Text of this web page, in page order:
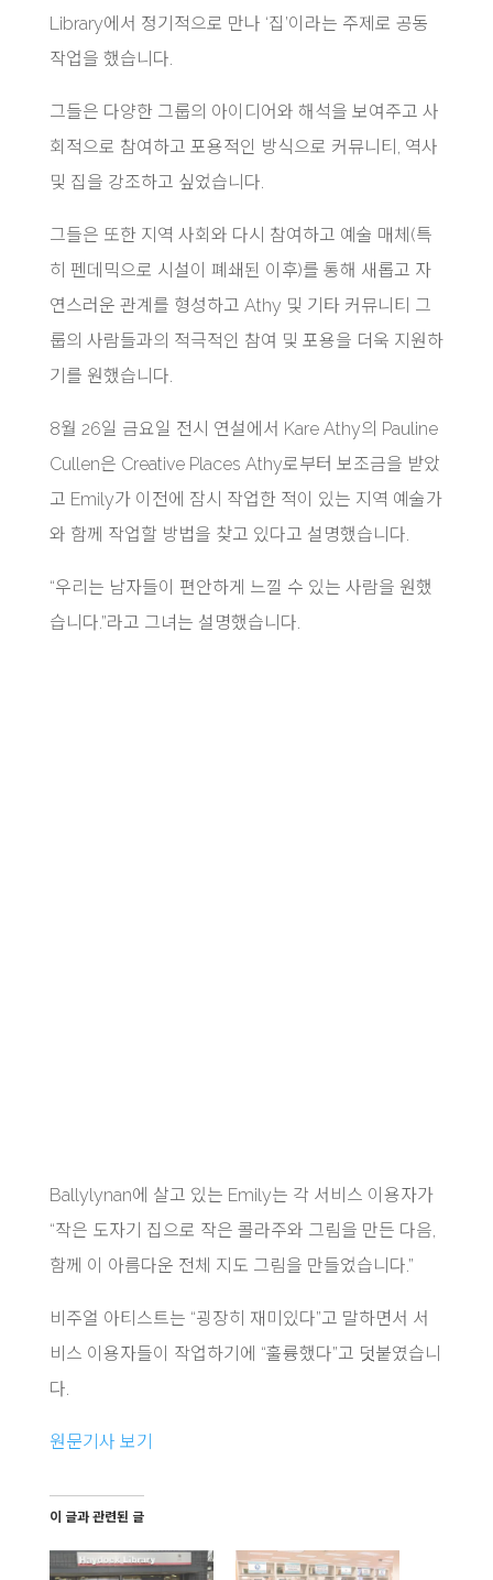
Library에서 정기적으로 만나 ‘집’이라는 주제로 공동
작업을 했습니다.
그들은 다양한 그룹의 아이디어와 해석을 보여주고 사
회적으로 참여하고 포용적인 방식으로 커뮤니티, 역사
및 집을 강조하고 싶었습니다.
그들은 또한 지역 사회와 다시 참여하고 예술 매체(특
히 펜데믹으로 시설이 폐쇄된 이후)를 통해 새롭고 자
연스러운 관계를 형성하고 Athy 및 기타 커뮤니티 그
룹의 사람들과의 적극적인 참여 및 포용을 더욱 지원하
기를 원했습니다.
8월 26일 금요일 전시 연설에서 Kare Athy의 Pauline
Cullen은 Creative Places Athy로부터 보조금을 받았
고 Emily가 이전에 잠시 작업한 적이 있는 지역 예술가
와 함께 작업할 방법을 찾고 있다고 설명했습니다.
“우리는 남자들이 편안하게 느낄 수 있는 사람을 원했
습니다.”라고 그녀는 설명했습니다.
Ballylynan에 살고 있는 Emily는 각 서비스 이용자가
“작은 도자기 집으로 작은 콜라주와 그림을 만든 다음,
함께 이 아름다운 전체 지도 그림을 만들었습니다.”
비주얼 아티스트는 “굉장히 재미있다”고 말하면서 서
비스 이용자들이 작업하기에 “훌륭했다”고 덧붙였습니
다.
원문기사 보기
이 글과 관련된 글